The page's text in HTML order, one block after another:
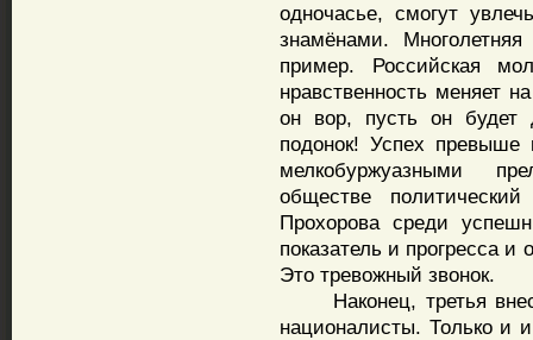
одночасье, смогут
знамёнами.
пример. Российская
нравственность меняет
он вор, пусть он будет
подонок! Успех
мелкобуржуазными
обществе
Прохорова среди
показатель и прогресса и
Это тревожный звонок.
Наконец, третья
националисты. Только и